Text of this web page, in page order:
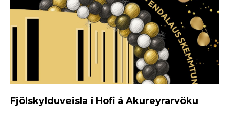
Fjölskylduveisla í Hofi á Akureyrarvöku